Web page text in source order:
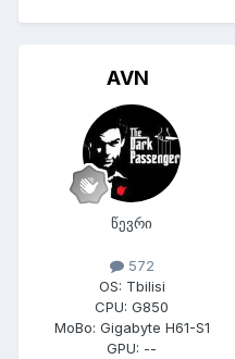
AVN
წევრი
572
OS: Tbilisi
CPU: G850
MoBo: Gigabyte H61-S1
GPU: --